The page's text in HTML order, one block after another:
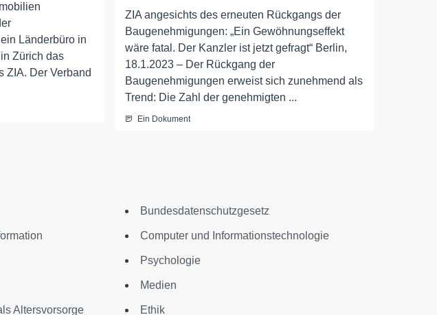
Länderbüro in
Zürich das
ZIA. Der Verband
ZIA angesichts des erneuten Rückgangs der
Baugenehmigungen: „Ein Gewöhnungseffekt
wäre fatal. Der Kanzler ist jetzt gefragt“ Berlin,
18.1.2023 – Der Rückgang der
Baugenehmigungen erweist sich zunehmend als
Trend: Die Zahl der genehmigten ...
Ein Dokument
Altersvorsorge
Bundesdatenschutzgesetz
Computer und Informationstechnologie
Psychologie
Medien
Ethik